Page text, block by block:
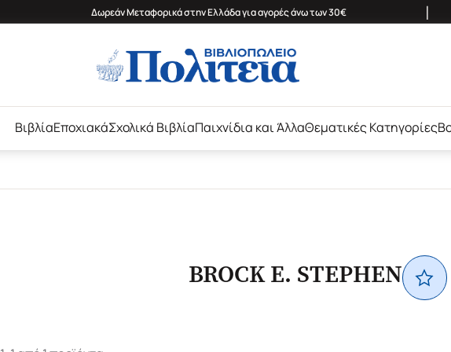
Δωρεάν Μεταφορικά στην Ελλάδα για αγορές άνω των 30€ |
ΒιβλίαΕποχιακάΣχολικά ΒιβλίαΠαιχνίδια και ΆλλαΘεματικές Κατηγορίες
BROCK E. STEPHEN